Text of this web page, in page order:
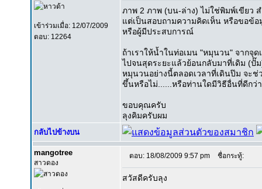
เข้าร่วมเมื่อ: 12/07/2009
ตอบ: 12264
ภาพ 2 ภาพ (บน-ล่าง) ไม่ใช่พิมพ์เขียว
แต่เป็นสอบถามความคิดเห็น หรือขอข้อ
หรือผู้มีประสบการณ์
ถ้าเราให้น้ำในท่อเมน "หมุนวน" จากจุ
ไปจนสุดระยะแล้วย้อนกลับมาที่เดิม (ปั๊
หมุนวนอย่างนี้ตลอดเวลาที่เดินป๊ม จะช่
ขึ้นหรือไม่......หรือท่านใดมีวิธีอื่นที่ดีก
ขอบคุณครับ
ลุงคิมครับผม
กลับไปข้างบน
mangotree
สาวดอง
ตอบ: 18/08/2009 9:57 pm ชื่อกระทู้:
สวัสดีครับลุง